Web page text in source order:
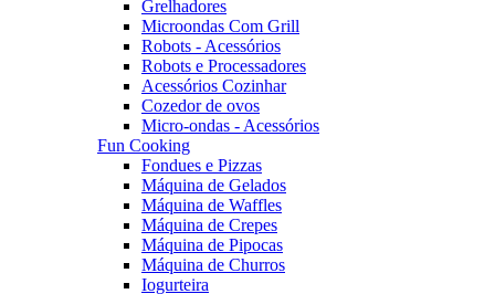
Grelhadores
Microondas Com Grill
Robots - Acessórios
Robots e Processadores
Acessórios Cozinhar
Cozedor de ovos
Micro-ondas - Acessórios
Fun Cooking
Fondues e Pizzas
Máquina de Gelados
Máquina de Waffles
Máquina de Crepes
Máquina de Pipocas
Máquina de Churros
Iogurteira